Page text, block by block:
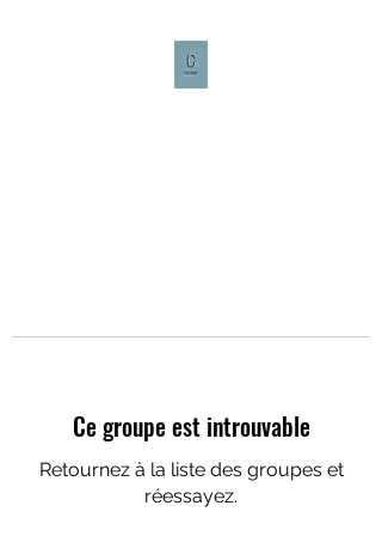
Ce groupe est introuvable
Retournez à la liste des groupes et
réessayez.